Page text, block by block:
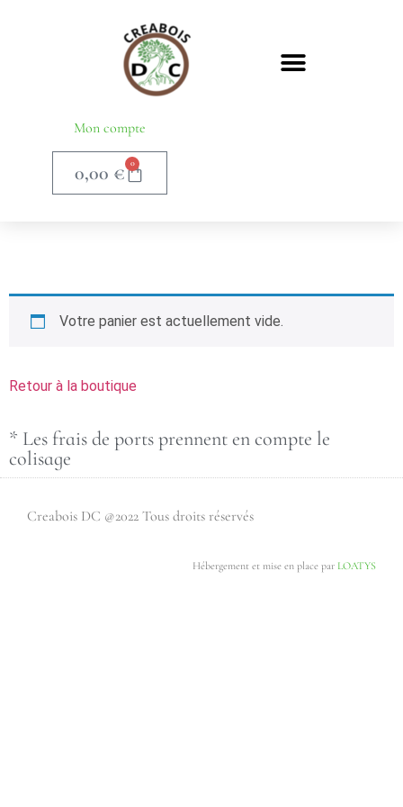
Mon compte
0,00 € 0
Votre panier est actuellement vide.
Retour à la boutique
* Les frais de ports prennent en compte le
colisage
Creabois DC @2022 Tous droits réservés
Hébergement et mise en place par LOATYS